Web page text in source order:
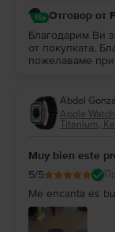
Отговор от
Благодарим Ви
от покупката.
пожелаваме
Abdel
Apple
Titanium,
Muy bien este
5/5
Me encanta es